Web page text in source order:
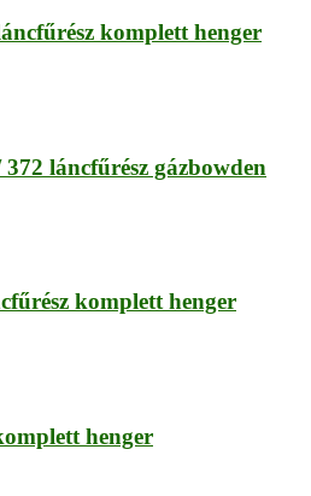
komplett henger
láncfűrész gázbowden
komplett henger
henger